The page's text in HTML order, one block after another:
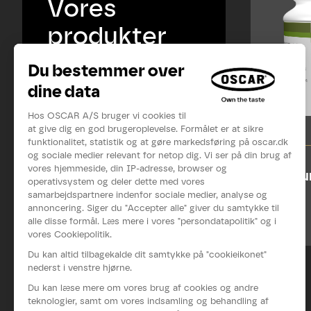
Vores
produkter
580 g
Se mere